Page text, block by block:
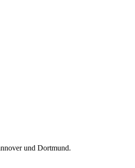
und Dortmund.